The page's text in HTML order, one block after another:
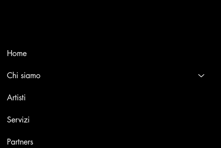
Home
Chi siamo
Artisti
Servizi
Partners